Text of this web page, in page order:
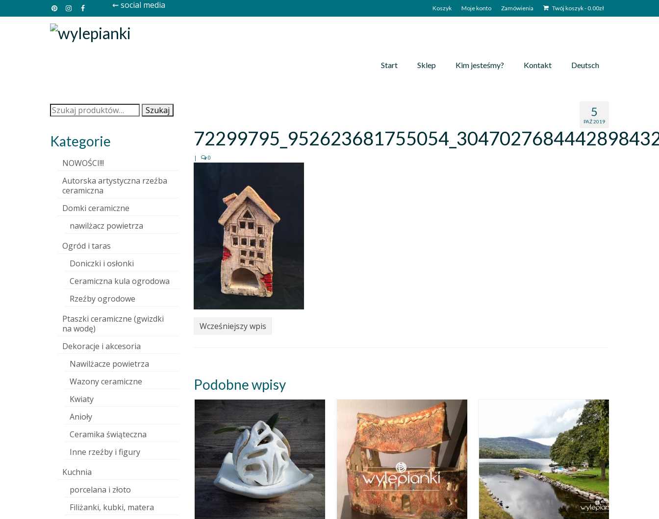
Koszyk Moje konto Zamówienia Twój koszyk-0.00zł
⇜ social media
Start Sklep Kim jesteśmy? Kontakt Deutsch
5
PAŹ 2019
| 0
Wcześniejszy wpis
Podobne wpisy
Szukaj: Szukaj
Kategorie
NOWOŚCI!!!
Autorska artystyczna rzeźba
ceramiczna
Domki ceramiczne
nawilżacz powietrza
Ogród i taras
Doniczki i osłonki
Ceramiczna kula ogrodowa
Rzeźby ogrodowe
Ptaszki ceramiczne (gwizdki
na wodę)
Dekoracje i akcesoria
Nawilżacze powietrza
Wazony ceramiczne
Kwiaty
Anioły
Ceramika świąteczna
Inne rzeźby i figury
Kuchnia
porcelana i złoto
Filiżanki, kubki, matera